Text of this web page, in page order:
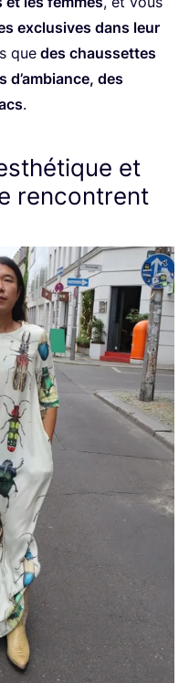
exclu­sives dans leur
que des chaus­settes
des
.
et
rencontrent